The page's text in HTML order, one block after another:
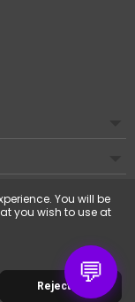
💬
réservés.
You will be
you wish to use at
Reject all